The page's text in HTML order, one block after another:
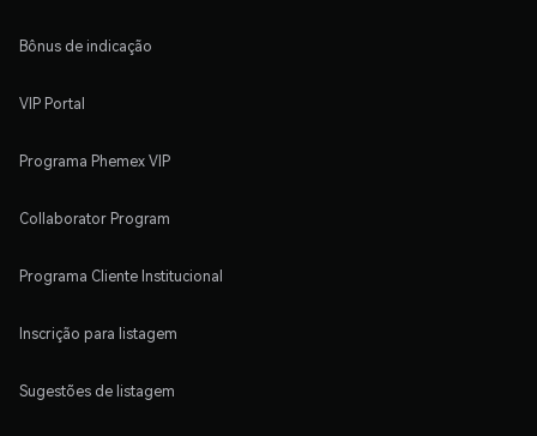
Bônus de indicação
VIP Portal
Programa Phemex VIP
Collaborator Program
Programa Cliente Institucional
Inscrição para listagem
Sugestões de listagem